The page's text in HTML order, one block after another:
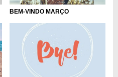
BEM-VINDO MARÇO